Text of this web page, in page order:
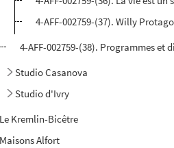
4-AFF-002759-(37). Willy
4-AFF-002759-(38). Programmes et
Studio Casanova
Studio d'Ivry
Le Kremlin-Bicêtre
Maisons Alfort